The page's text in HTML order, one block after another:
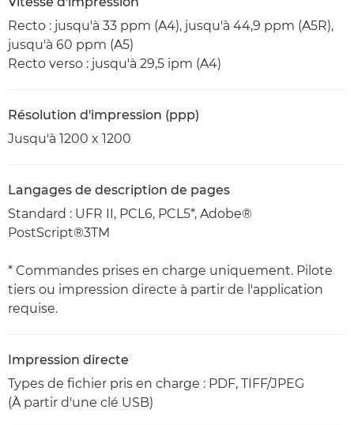
Recto : jusqu'à 33 ppm (A4), jusqu'à 44,9 ppm (A5R),
jusqu'à 60 ppm (A5)
Recto verso : jusqu'à 29,5 ipm (A4)
Résolution d'impression (ppp)
Jusqu'à 1200 x 1200
Langages de description de pages
Standard : UFR II, PCL6, PCL5*, Adobe®
PostScript®3TM
* Commandes prises en charge uniquement. Pilote
tiers ou impression directe à partir de l'application
requise.
Impression directe
Types de fichier pris en charge : PDF, TIFF/JPEG
(À partir d'une clé USB)